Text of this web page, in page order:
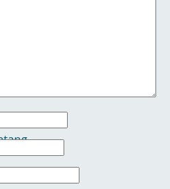
90 Ribu Hewan
I 2026